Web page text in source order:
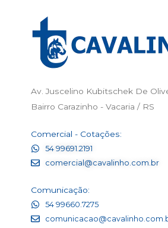
Av. Juscelino Kubitschek De
Bairro Carazinho - Vacaria / RS
Comercial - Cotações:
54 99691.2191
comercial@cavalinho.com.br
Comunicação:
54 99660.7275